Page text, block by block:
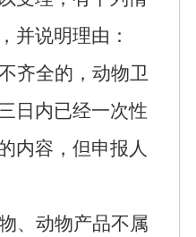
并说明理由：
齐全的，动物卫
日内已经一次性
内容，但申报人
、动物产品不属